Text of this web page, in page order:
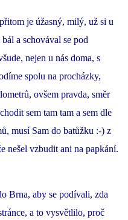
je úžasný, milý, už si u
a schovával se pod
nejen u nás doma, s
spolu na procházky,
ovšem pravda, směr
sem tam tam a sem dle
musí Sam do batůžku :-) z
nešel vzbudit ani na papkání.
Brna, aby se podívali, zda
a to vysvětlilo, proč